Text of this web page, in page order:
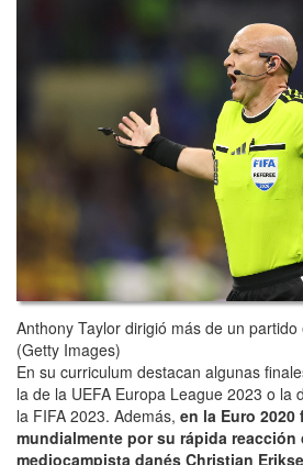
Anthony Taylor dirigió más de un
(Getty Images)
En su curriculum destacan algunas
la de la UEFA Europa League 2023 o la
la FIFA 2023. Además, en la Euro 2020
mundialmente por su rápida reacción
mediocampista danés Christian